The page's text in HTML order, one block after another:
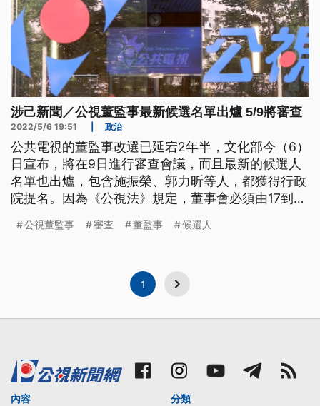
涉己新聞／公視董監事最新候選名單出爐 5/9將審查
2022/5/6 19:51 政治
公共電視的董監事改選已延宕2年半，文化部今（6）
日宣布，將在9日進行審查會議，而且最新的候選人
名單也出爐，包含施振榮、郭力昕等人，都獲得行政
院提名。因為《公視法》規定，董事會必須由17到21
表示，關於公視第7屆董監事遴選，行政院已經再提
公視董監事 審查 董監事 候選人
1
內容
分類